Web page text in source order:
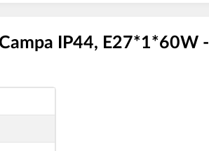
IP44, E27*1*60W -